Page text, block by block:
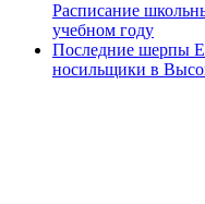
Расписание
учебном году
Последние шерпы
носильщики в